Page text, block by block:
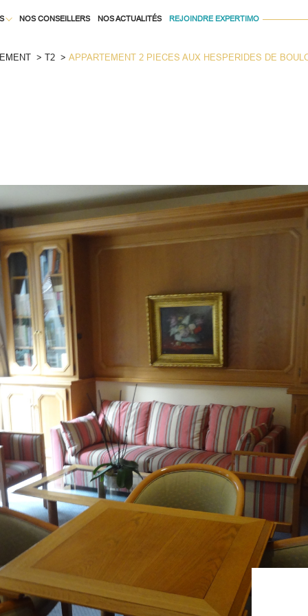
À LA LOCATION
NOS CONSEILLERS NOS ACTUALITÉS REJOINDRE EXPERTIMO
T2 APPARTEMENT 2 PIECES AUX HESPERIDES DE